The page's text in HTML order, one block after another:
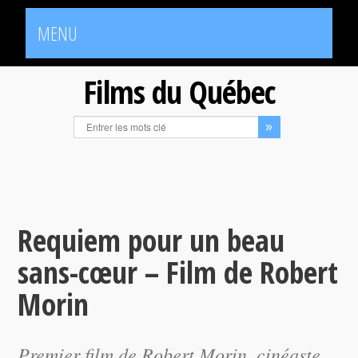
MENU
Films du Québec
Requiem pour un beau
sans-cœur – Film de Robert
Morin